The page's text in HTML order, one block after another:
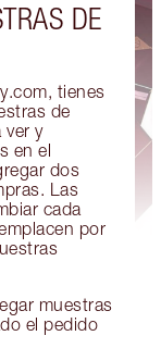
DE
tienes
de
ver y
en el
dos
Las
cada
por
muestras
el pedido